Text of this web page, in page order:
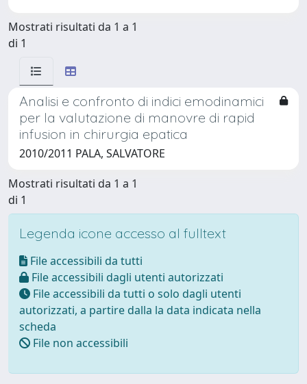
Mostrati risultati da 1 a 1
di 1
Analisi e confronto di indici emodinamici
per la valutazione di manovre di rapid
infusion in chirurgia epatica
2010/2011 PALA, SALVATORE
Mostrati risultati da 1 a 1
di 1
Legenda icone accesso al fulltext
File accessibili da tutti
File accessibili dagli utenti autorizzati
File accessibili da tutti o solo dagli utenti
autorizzati, a partire dalla la data indicata nella
scheda
File non accessibili